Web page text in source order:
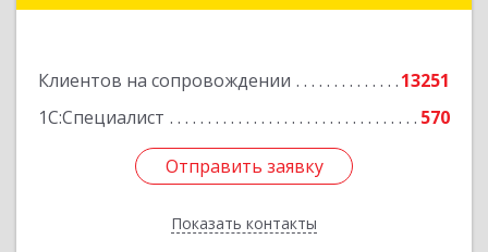
Клиентов на сопровождении
13251
1С:Специалист
570
Отправить заявку
Показать контакты
Отправить заявку
Назад